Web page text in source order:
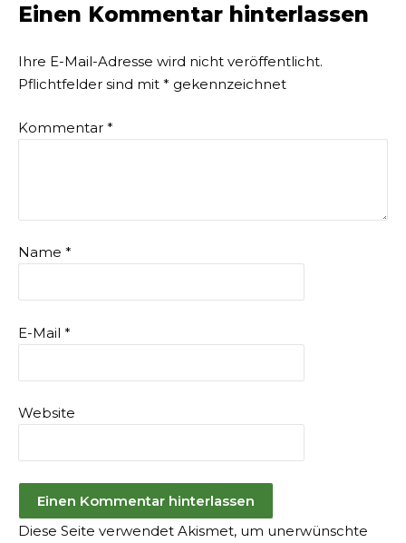
Einen Kommentar hinterlassen
Ihre E-Mail-Adresse wird nicht veröffentlicht.
Pflichtfelder sind mit * gekennzeichnet
Kommentar *
Name *
E-Mail *
Website
Diese Seite verwendet Akismet, um unerwünschte